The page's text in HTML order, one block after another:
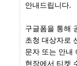
안내드립니다.
구글폼을 통해
초청 대상자로
문자 또는 안내
현장에서 티켓